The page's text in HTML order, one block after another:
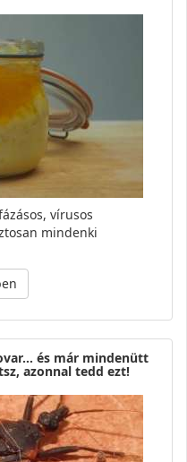
vírusos
mindenki
és már mindenütt
azonnal tedd ezt!